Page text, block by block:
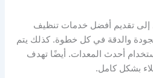
تقديم أفضل خدمات تنظيف
والدقة في كل خطوة. كذلك يتم
استخدام أحدث المعدات. أيضًا تهدف
بشكل كامل.